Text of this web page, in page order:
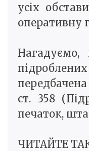
усіх
оперативну
Нагадуємо,
ст. 358
печаток,
ЧИТАЙТЕ